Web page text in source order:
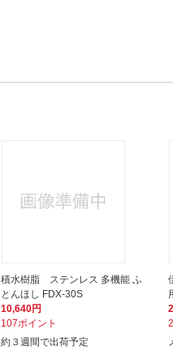
積水樹脂 ステンレス 多機能 ふ
とんほし FDX-30S
10,640円
107ポイント
約３週間で出荷予定